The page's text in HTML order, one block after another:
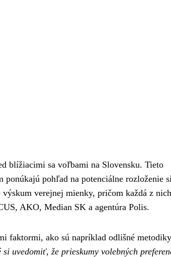
blížiacimi sa voľbami na Slovensku. Tieto
pohľad na potenciálne rozloženie
verejnej mienky, pričom každá z nich
AKO, Median SK a agentúra Polis.
faktormi, ako sú napríklad odlišné
si uvedomiť, že prieskumy volebných